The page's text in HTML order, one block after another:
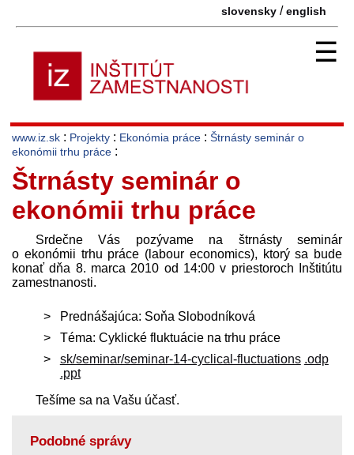
slovensky /english
☰
www.iz.sk : Projekty : Ekonómia práce : Štrnásty seminár o
ekonómii trhu práce :
Štrnásty seminár o
ekonómii trhu práce
Srdečne Vás pozývame na štrnásty seminár
o ekonómii trhu práce (labour economics), ktorý sa bude
konať dňa 8. marca 2010 od 14:00 v priestoroch Inštitútu
zamestnanosti.
Prednášajúca: Soňa Slobodníková
Téma: Cyklické fluktuácie na trhu práce
sk/seminar/seminar-14-cyclical-fluctuations .odp
.ppt
Tešíme sa na Vašu účasť.
Podobné správy